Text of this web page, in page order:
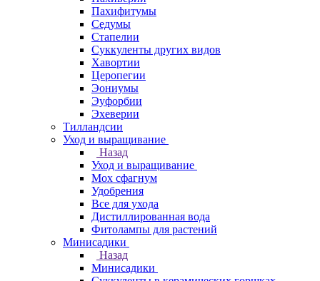
Пахифитумы
Седумы
Стапелии
Суккуленты других видов
Хавортии
Церопегии
Эониумы
Эуфорбии
Эхеверии
Тилландсии
Уход и выращивание
Назад
Уход и выращивание
Мох сфагнум
Удобрения
Все для ухода
Дистиллированная вода
Фитолампы для растений
Минисадики
Назад
Минисадики